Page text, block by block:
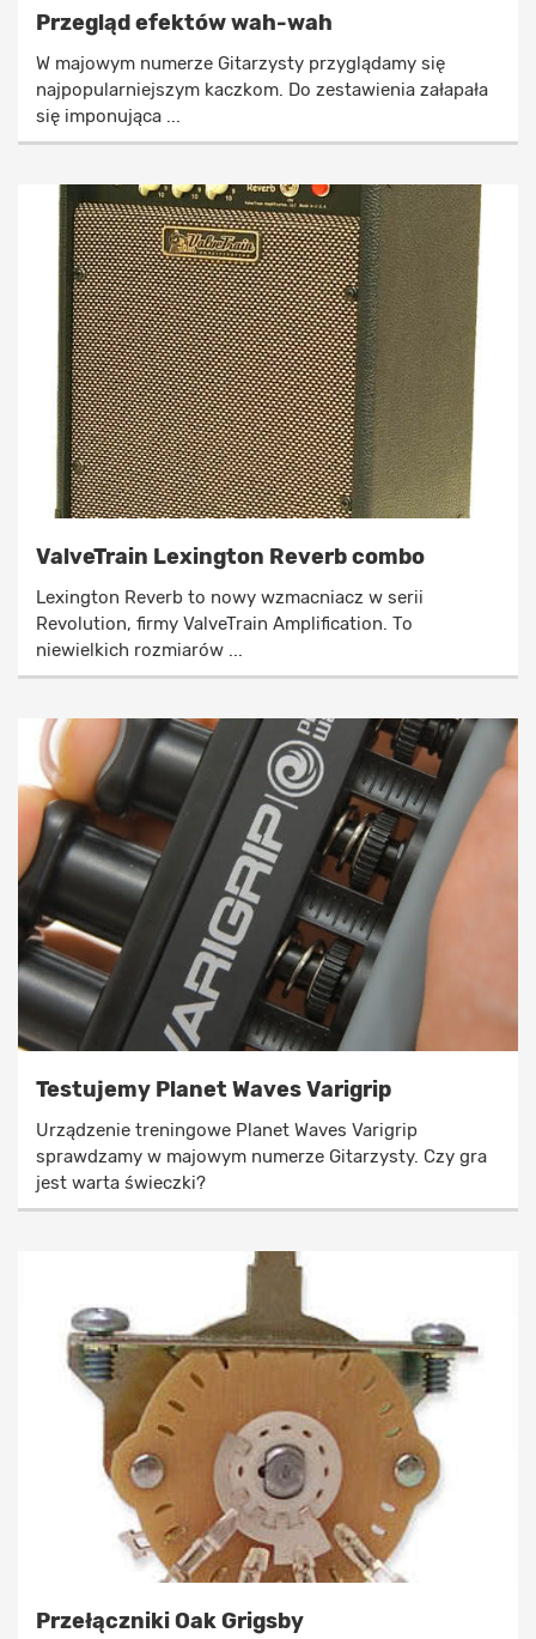
Przegląd efektów wah-wah
W majowym numerze Gitarzysty przyglądamy się
najpopularniejszym kaczkom. Do zestawienia załapała
się imponująca ...
ValveTrain Lexington Reverb combo
Lexington Reverb to nowy wzmacniacz w serii
Revolution, firmy ValveTrain Amplification. To
niewielkich rozmiarów ...
Testujemy Planet Waves Varigrip
Urządzenie treningowe Planet Waves Varigrip
sprawdzamy w majowym numerze Gitarzysty. Czy gra
jest warta świeczki?
Przełączniki Oak Grigsby